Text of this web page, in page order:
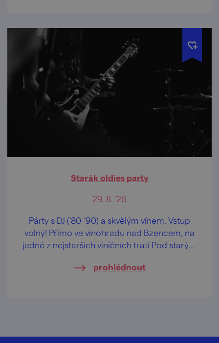
Starák oldies party
29. 8. '26
Párty s DJ ('80-'90) a skvělým vínem. Vstup
volný! Přímo ve vinohradu nad Bzencem, na
jedné z nejstarších viničních tratí Pod starým
prohlédnout